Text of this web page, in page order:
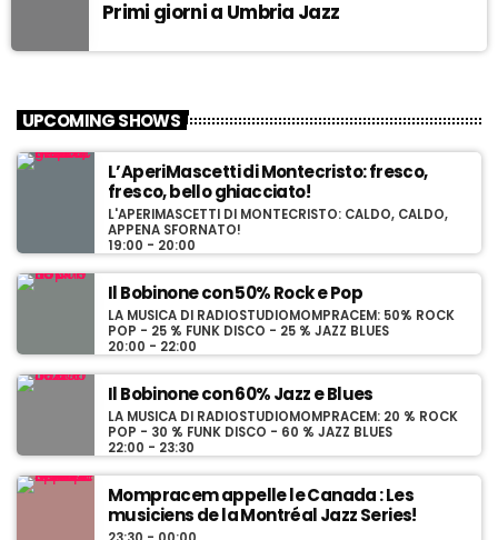
Primi giorni a Umbria Jazz
UPCOMING SHOWS
L’AperiMascetti di Montecristo: fresco,
fresco, bello ghiacciato!
L'APERIMASCETTI DI MONTECRISTO: CALDO, CALDO,
APPENA SFORNATO!
19:00 - 20:00
Il Bobinone con 50% Rock e Pop
LA MUSICA DI RADIOSTUDIOMOMPRACEM: 50% ROCK
POP - 25 % FUNK DISCO - 25 % JAZZ BLUES
20:00 - 22:00
Il Bobinone con 60% Jazz e Blues
LA MUSICA DI RADIOSTUDIOMOMPRACEM: 20 % ROCK
POP - 30 % FUNK DISCO - 60 % JAZZ BLUES
22:00 - 23:30
Mompracem appelle le Canada : Les
musiciens de la Montréal Jazz Series!